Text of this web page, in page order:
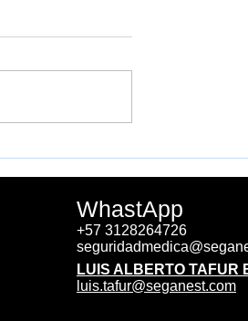
WhastApp
+57 3128264726
LUIS ALBERTO TAFUR
luis.tafur@seganest.com